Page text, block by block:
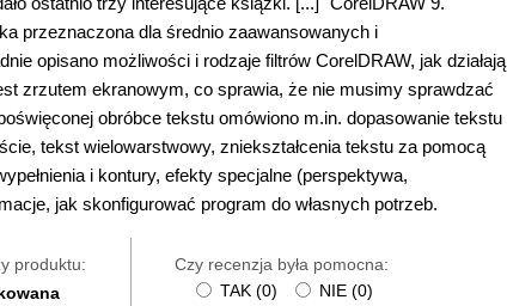
przeznaczona dla średnio zaawansowanych i
opisano możliwości i rodzaje filtrów CorelDRAW, jak działają
zrzutem ekranowym, co sprawia, że nie musimy sprawdzać
obróbce tekstu omówiono m.in. dopasowanie tekstu
tekst wielowarstwowy, zniekształcenia tekstu za pomocą
i kontury, efekty specjalne (perspektywa,
jak skonfigurować program do własnych potrzeb.
produktu:
Czy recenzja była pomocna:
TAK (0) NIE (0)